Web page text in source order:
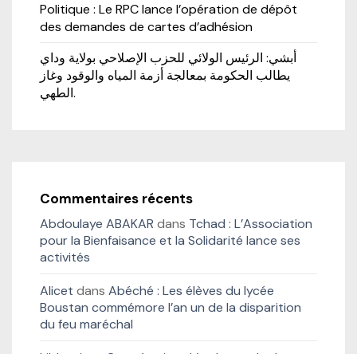
Politique : Le RPC lance l’opération de dépôt
des demandes de cartes d’adhésion
أبشي: الرئيس الولائي للحزب الإصلاحي بولاية وداي
يطالب الحكومة بمعالجة أزمة المياه والوقود وغاز
الطهي.
Commentaires récents
Abdoulaye ABAKAR dans Tchad : L’Association
pour la Bienfaisance et la Solidarité lance ses
activités
Alicet dans Abéché : Les élèves du lycée
Boustan commémore l’an un de la disparition
du feu maréchal